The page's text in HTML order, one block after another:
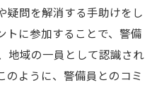
疑問を解消する手助けをし
トに参加することで、警備
地域の一員として認識され
のように、警備員とのコミ